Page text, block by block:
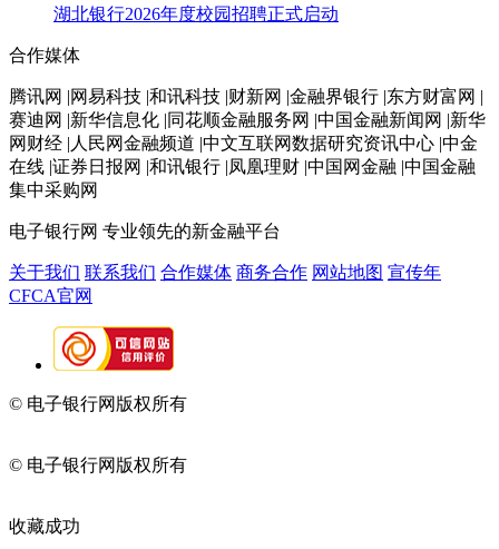
湖北银行2026年度校园招聘正式启动
合作媒体
腾讯网 |网易科技 |和讯科技 |财新网 |金融界银行 |东方财富网 |
赛迪网 |新华信息化 |同花顺金融服务网 |中国金融新闻网 |新华
网财经 |人民网金融频道 |中文互联网数据研究资讯中心 |中金
在线 |证券日报网 |和讯银行 |凤凰理财 |中国网金融 |中国金融
集中采购网
电子银行网 专业领先的新金融平台
关于我们 联系我们 合作媒体 商务合作 网站地图 宣传年
CFCA官网
© 电子银行网版权所有
© 电子银行网版权所有
收藏成功